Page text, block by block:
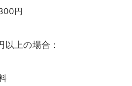
円
上の場合：